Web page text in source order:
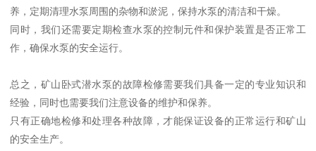
养，定期清理水泵周围的杂物和淤泥，保持水泵的清洁和干燥。
同时，我们还需要定期检查水泵的控制元件和保护装置是否正常工
作，确保水泵的安全运行。
总之，矿山卧式潜水泵的故障检修需要我们具备一定的专业知识和
经验，同时也需要我们注意设备的维护和保养。
只有正确地检修和处理各种故障，才能保证设备的正常运行和矿山
的安全生产。